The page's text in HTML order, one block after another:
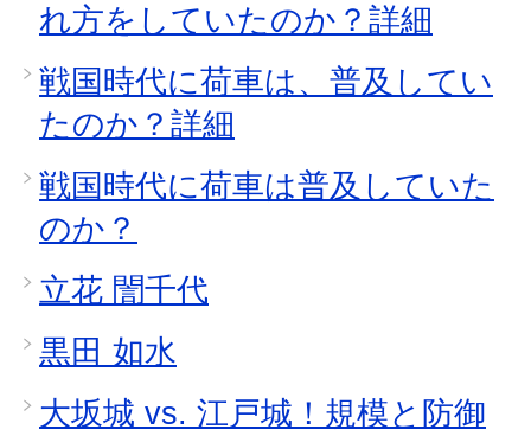
れ方をしていたのか？詳細
戦国時代に荷車は、普及してい
たのか？詳細
戦国時代に荷車は普及していた
のか？
立花 誾千代
黒田 如水
大坂城 vs. 江戸城！規模と防御